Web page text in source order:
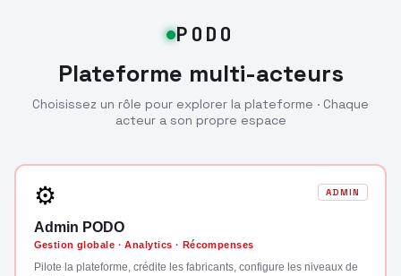
PODO
Plateforme multi-acteurs
Choisissez un rôle pour explorer la plateforme · Chaque
acteur a son propre espace
⚙ ADMIN
Admin PODO
Gestion globale · Analytics · Récompenses
Pilote la plateforme, crédite les fabricants, configure les niveaux de